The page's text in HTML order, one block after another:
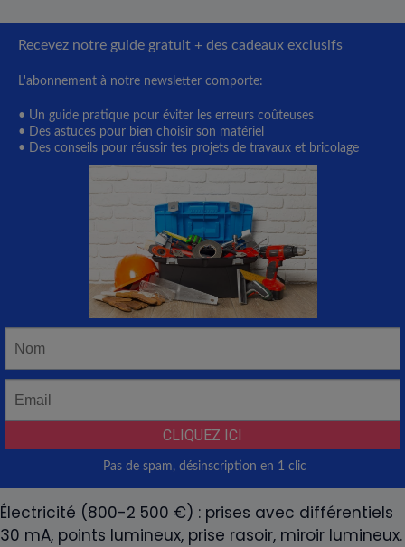
Électricité (800-2 500 €) : prises avec différentiels
30 mA, points lumineux, prise rasoir, miroir lumineux.